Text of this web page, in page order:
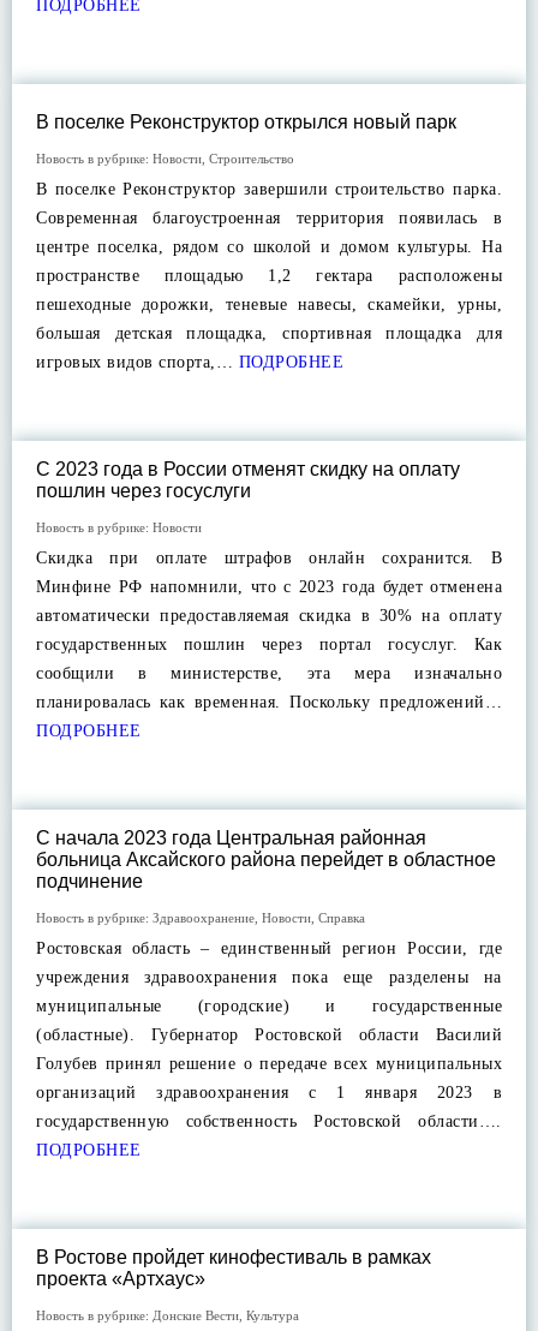
ПОДРОБНЕЕ
В поселке Реконструктор открылся новый парк
Новость в рубрике: Новости Строительство
В поселке Реконструктор завершили строительство парка.
Современная благоустроенная территория появилась в
центре поселка, рядом со школой и домом культуры. На
пространстве площадью 1,2 гектара расположены
пешеходные дорожки, теневые навесы, скамейки, урны,
большая детская площадка, спортивная площадка для
игровых видов спорта,… ПОДРОБНЕЕ
С 2023 года в России отменят скидку на оплату
пошлин через госуслуги
Новость в рубрике: Новости
Скидка при оплате штрафов онлайн сохранится. В
Минфине РФ напомнили, что с 2023 года будет отменена
автоматически предоставляемая скидка в 30% на оплату
государственных пошлин через портал госуслуг. Как
сообщили в министерстве, эта мера изначально
планировалась как временная. Поскольку предложений…
ПОДРОБНЕЕ
С начала 2023 года Центральная районная
больница Аксайского района перейдет в областное
подчинение
Новость в рубрике: Здравоохранение Новости Справка
Ростовская область – единственный регион России, где
учреждения здравоохранения пока еще разделены на
муниципальные (городские) и государственные
(областные). Губернатор Ростовской области Василий
Голубев принял решение о передаче всех муниципальных
организаций здравоохранения с 1 января 2023 в
государственную собственность Ростовской области….
ПОДРОБНЕЕ
В Ростове пройдет кинофестиваль в рамках
проекта «Артхаус»
Новость в рубрике: Донские Вести Культура